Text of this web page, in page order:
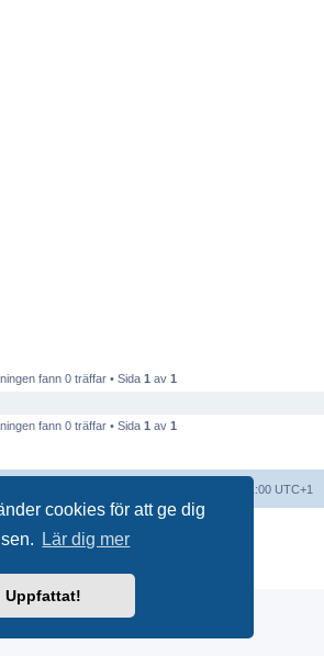
cookies för att ge dig
Lär dig mer
Uppfattat!
fann 0 träffar • Sida 1 av 1
fann 0 träffar • Sida 1 av 1
Alla tidsangivelser är UTC+01:00 UTC+1
byphpBB Sweden